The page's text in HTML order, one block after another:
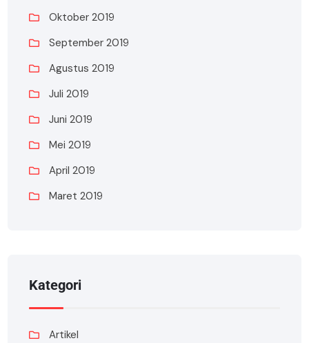
Oktober 2019
September 2019
Agustus 2019
Juli 2019
Juni 2019
Mei 2019
April 2019
Maret 2019
Kategori
Artikel